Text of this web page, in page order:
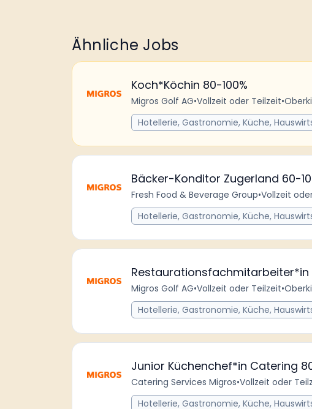
Ähnliche Jobs
Koch*Köchin 80-100%
Migros Golf AG•Vollzeit oder Teilzeit•
Hotellerie, Gastronomie, Küche,
Bäcker-Konditor Zugerland 60-
Fresh Food & Beverage Group•Vollzeit
Hotellerie, Gastronomie, Küche,
Restaurationsfachmitarbeiter*in
Migros Golf AG•Vollzeit oder Teilzeit•
Hotellerie, Gastronomie, Küche,
Junior Küchenchef*in Catering
Catering Services Migros•Vollzeit oder
Hotellerie, Gastronomie, Küche,